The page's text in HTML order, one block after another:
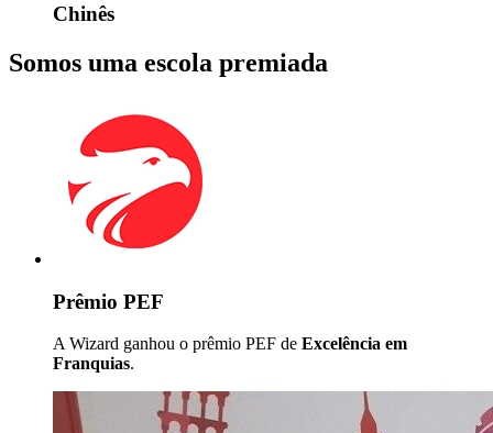
Chinês
Somos uma escola premiada
Prêmio PEF
A Wizard ganhou o prêmio PEF de Excelência em
Franquias.